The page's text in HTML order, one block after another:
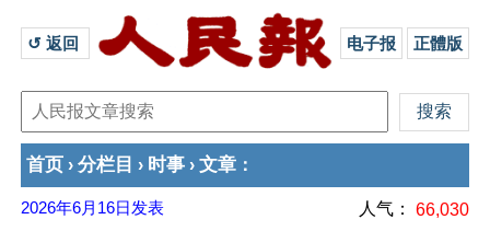
↺ 返回 电子报 正體版
首页 › 分栏目 › 时事 › 文章 ：
2026年6月16日 发表 人气： 66,030